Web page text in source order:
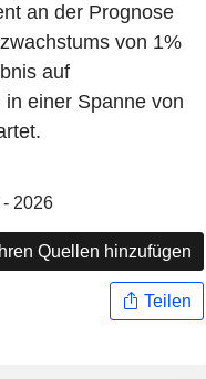
an der Prognose
von 1%
auf
einer Spanne von
2026
Quellen hinzufügen
Teilen